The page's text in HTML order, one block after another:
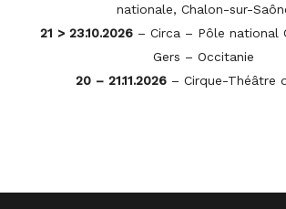
nationale, Chalon-sur-
21 > 23.10.2026– Circa – Pôle national
Gers – Occitanie
20 – 21.11.2026– Cirque-Théâtre